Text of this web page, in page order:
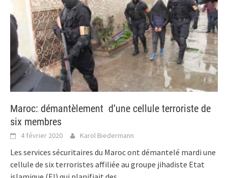
Maroc: démantèlement d’une cellule terroriste de
six membres
4 février 2020 Karol Biedermann
Les services sécuritaires du Maroc ont démantelé mardi une
cellule de six terroristes affiliée au groupe jihadiste Etat